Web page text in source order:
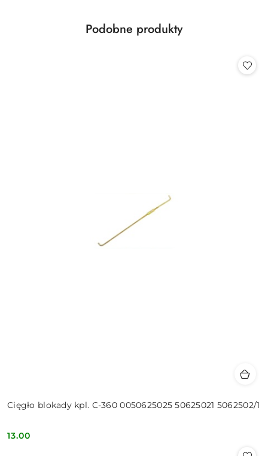
Pomiń karuzelę produktów
Produkty
Podobne produkty
Cięgło blokady kpl. C-360 0050625025 50625021 5062502/1
Cena:
13.00